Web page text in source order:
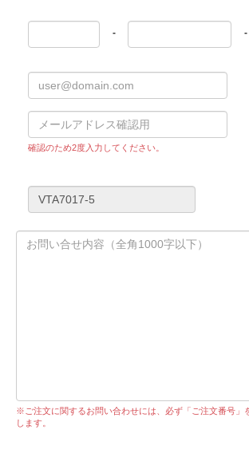
- -
確認のため2度入力してください。
※ご注文に関するお問い合わせには、必ず「ご注文番号」
します。